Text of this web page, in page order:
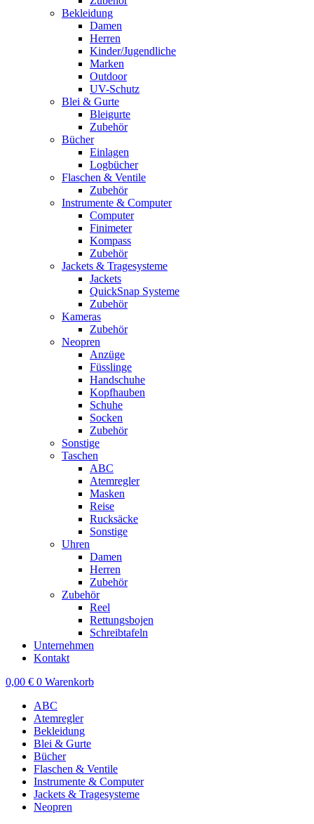
Bekleidung
Damen
Herren
Kinder/Jugendliche
Marken
Outdoor
UV-Schutz
Blei & Gurte
Bleigurte
Zubehör
Bücher
Einlagen
Logbücher
Flaschen & Ventile
Zubehör
Instrumente & Computer
Computer
Finimeter
Kompass
Zubehör
Jackets & Tragesysteme
Jackets
QuickSnap Systeme
Zubehör
Kameras
Zubehör
Neopren
Anzüge
Füsslinge
Handschuhe
Kopfhauben
Schuhe
Socken
Zubehör
Sonstige
Taschen
ABC
Atemregler
Masken
Reise
Rucksäcke
Sonstige
Uhren
Damen
Herren
Zubehör
Zubehör
Reel
Rettungsbojen
Schreibtafeln
Unternehmen
Kontakt
0,00 € 0 Warenkorb
ABC
Atemregler
Bekleidung
Blei & Gurte
Bücher
Flaschen & Ventile
Instrumente & Computer
Jackets & Tragesysteme
Neopren